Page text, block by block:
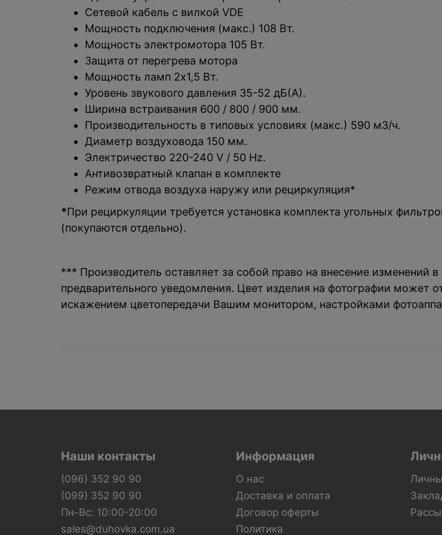
Сетевой кабель с вилкой VDE
Мощность подключения (макс.) 108 Вт.
Мощность электромотора 105 Вт.
Защита от перегрева мотора
Мощность ламп 2x1,5 Вт.
Уровень звукового давления 35-52 дБ(А).
Ширина встраивания 600 / 800 / 900 мм.
Производительность в типовых условиях (макс.) 590 м3/ч.
Диаметр воздуховода 150 мм.
Электричество 220-240 V / 50 Hz.
Антивозвратный клапан в комплекте
Режим отвода воздуха наружу или рециркуляция*
*При рециркуляции требуется установка комплекта угольных
(покупаются отдельно).
*** Производитель оставляет за собой право на внесение изменений
предварительного уведомления. Цвет изделия на фотографии может
искажением цветопередачи Вашим монитором, настройками
Наши контакты
(096) 352 90 90
(099) 352 90 90
Пн-Вс: 10:00-20:00
sales@duhovka.com.ua
Информация
О нас
Доставка и оплата
Договор оферты
Политика